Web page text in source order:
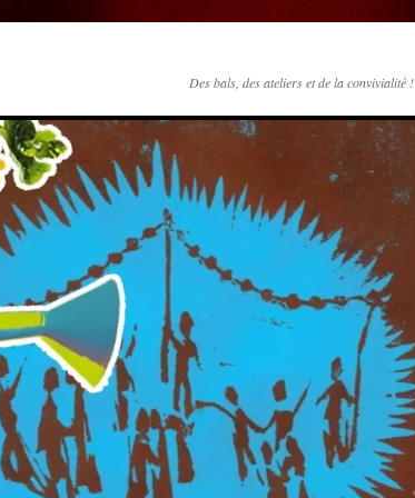
Des bals, des ateliers et de la convivialité !